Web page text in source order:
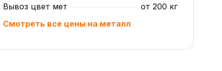
Вывоз цвет мет
от 200 кг
Смотреть все цены на металл